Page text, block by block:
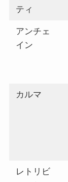
ティ
アンチェ
イン
カルマ
レトリビ